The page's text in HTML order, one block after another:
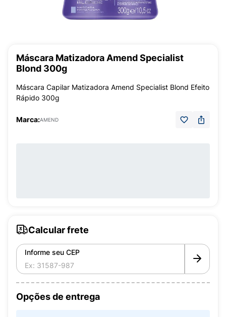
Máscara Matizadora Amend Specialist
Blond 300g
Máscara Capilar Matizadora Amend Specialist Blond Efeito
Rápido 300g
Marca:AMEND
Calcular frete
Informe seu CEP
Opções de entrega